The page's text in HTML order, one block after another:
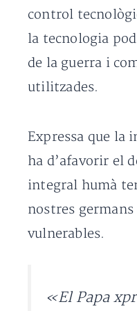
control
la tecnologia
de la guerra i
utilitzades.
Expressa que la
ha d’afavorir el
integral humà
nostres
vulnerables.
«El Papa